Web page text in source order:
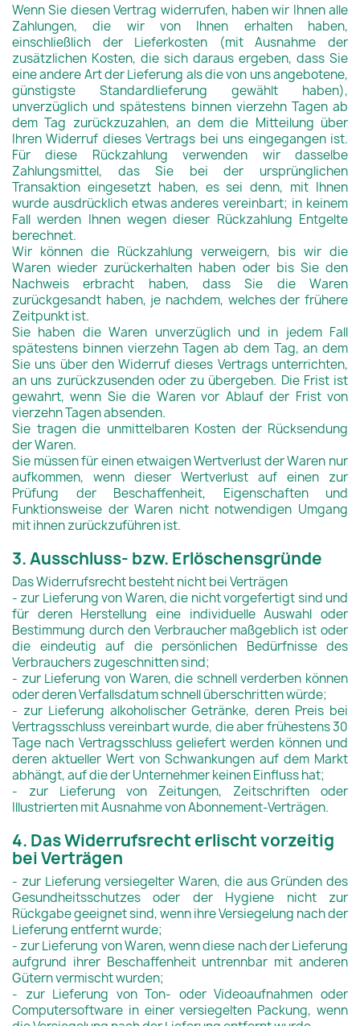
Wenn Sie diesen Vertrag widerrufen, haben wir Ihnen alle
Zahlungen, die wir von Ihnen erhalten haben,
einschließlich der Lieferkosten (mit Ausnahme der
zusätzlichen Kosten, die sich daraus ergeben, dass Sie
eine andere Art der Lieferung als die von uns angebotene,
günstigste Standardlieferung gewählt haben),
unverzüglich und spätestens binnen vierzehn Tagen ab
dem Tag zurückzuzahlen, an dem die Mitteilung über
Ihren Widerruf dieses Vertrags bei uns eingegangen ist.
Für diese Rückzahlung verwenden wir dasselbe
Zahlungsmittel, das Sie bei der ursprünglichen
Transaktion eingesetzt haben, es sei denn, mit Ihnen
wurde ausdrücklich etwas anderes vereinbart; in keinem
Fall werden Ihnen wegen dieser Rückzahlung Entgelte
berechnet.
Wir können die Rückzahlung verweigern, bis wir die
Waren wieder zurückerhalten haben oder bis Sie den
Nachweis erbracht haben, dass Sie die Waren
zurückgesandt haben, je nachdem, welches der frühere
Zeitpunkt ist.
Sie haben die Waren unverzüglich und in jedem Fall
spätestens binnen vierzehn Tagen ab dem Tag, an dem
Sie uns über den Widerruf dieses Vertrags unterrichten,
an uns zurückzusenden oder zu übergeben. Die Frist ist
gewahrt, wenn Sie die Waren vor Ablauf der Frist von
vierzehn Tagen absenden.
Sie tragen die unmittelbaren Kosten der Rücksendung
der Waren.
Sie müssen für einen etwaigen Wertverlust der Waren nur
aufkommen, wenn dieser Wertverlust auf einen zur
Prüfung der Beschaffenheit, Eigenschaften und
Funktionsweise der Waren nicht notwendigen Umgang
mit ihnen zurückzuführen ist.
3. Ausschluss- bzw. Erlöschensgründe
Das Widerrufsrecht besteht nicht bei Verträgen
- zur Lieferung von Waren, die nicht vorgefertigt sind und
für deren Herstellung eine individuelle Auswahl oder
Bestimmung durch den Verbraucher maßgeblich ist oder
die eindeutig auf die persönlichen Bedürfnisse des
Verbrauchers zugeschnitten sind;
- zur Lieferung von Waren, die schnell verderben können
oder deren Verfallsdatum schnell überschritten würde;
- zur Lieferung alkoholischer Getränke, deren Preis bei
Vertragsschluss vereinbart wurde, die aber frühestens 30
Tage nach Vertragsschluss geliefert werden können und
deren aktueller Wert von Schwankungen auf dem Markt
abhängt, auf die der Unternehmer keinen Einfluss hat;
- zur Lieferung von Zeitungen, Zeitschriften oder
Illustrierten mit Ausnahme von Abonnement-Verträgen.
4. Das Widerrufsrecht erlischt vorzeitig
bei Verträgen
- zur Lieferung versiegelter Waren, die aus Gründen des
Gesundheitsschutzes oder der Hygiene nicht zur
Rückgabe geeignet sind, wenn ihre Versiegelung nach der
Lieferung entfernt wurde;
- zur Lieferung von Waren, wenn diese nach der Lieferung
aufgrund ihrer Beschaffenheit untrennbar mit anderen
Gütern vermischt wurden;
- zur Lieferung von Ton- oder Videoaufnahmen oder
Computersoftware in einer versiegelten Packung, wenn